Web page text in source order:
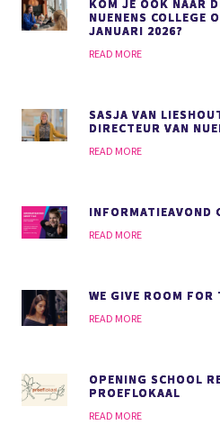
KOM JE OOK NAAR
NUENENS COLLEGE
JANUARI 2026?
READ MORE
SASJA VAN
DIRECTEUR VAN
READ MORE
INFORMATIEAVOND
READ MORE
WE GIVE ROOM FOR
READ MORE
OPENING SCHOOL
PROEFLOKAAL
READ MORE